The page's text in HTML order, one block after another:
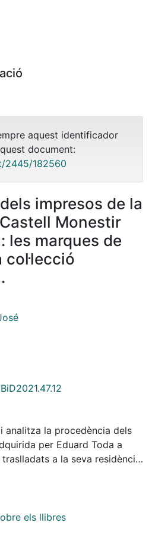
aquest identificador
document:
2445/182560
impresos de la
Monestir
les marques de
analitza la procedència dels
per Eduard Toda a
a la seva residència
És un cas singular
quedar-se a la casa després
Finalment, l'any 1983, la
Diputació de Tarragona. Els
els llibres